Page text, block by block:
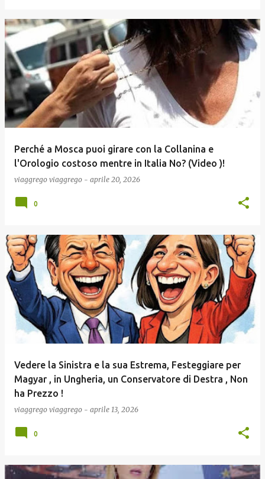
Perché a Mosca puoi girare con la Collanina e
l'Orologio costoso mentre in Italia No? (Video )!
viaggrego viaggrego - aprile 20, 2026
0
Vedere la Sinistra e la sua Estrema, Festeggiare per
Magyar , in Ungheria, un Conservatore di Destra , Non
ha Prezzo !
viaggrego viaggrego - aprile 13, 2026
0